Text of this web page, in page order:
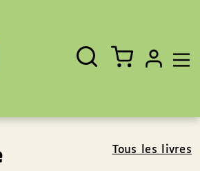
Tous les livres